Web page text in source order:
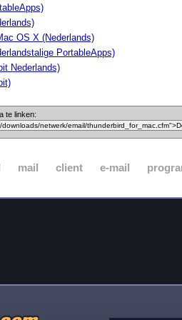
OS X (Nederlands)
PortableApps)
Nederlands)
te linken:
mail client e-mail